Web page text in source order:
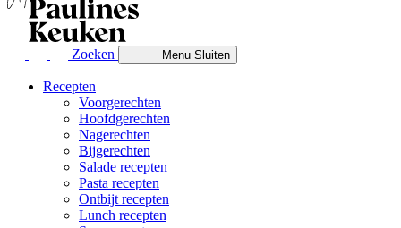
Zoeken MenuSluiten
Recepten
Voorgerechten
Hoofdgerechten
Nagerechten
Bijgerechten
Salade recepten
Pasta recepten
Ontbijt recepten
Lunch recepten